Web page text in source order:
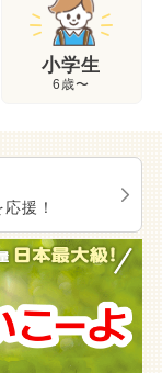
小学生
6歳〜
援！